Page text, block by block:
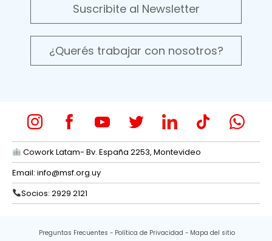
Suscribite al Newsletter
¿Querés trabajar con nosotros?
Cowork Latam- Bv. España 2253, Montevideo
Email: info@msf.org.uy
Socios: 2929 2121
Preguntas Frecuentes Política de Privacidad Mapa del sitio